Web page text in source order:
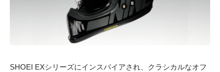
SHOEI EXシリーズにインスパイアされ、クラシカルなオフ